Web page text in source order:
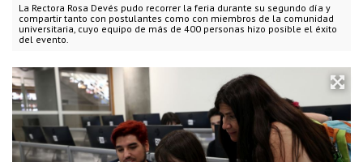
La Rectora Rosa Devés pudo recorrer la feria durante su segundo día y
compartir tanto con postulantes como con miembros de la comunidad
universitaria, cuyo equipo de más de 400 personas hizo posible el éxito
del evento.